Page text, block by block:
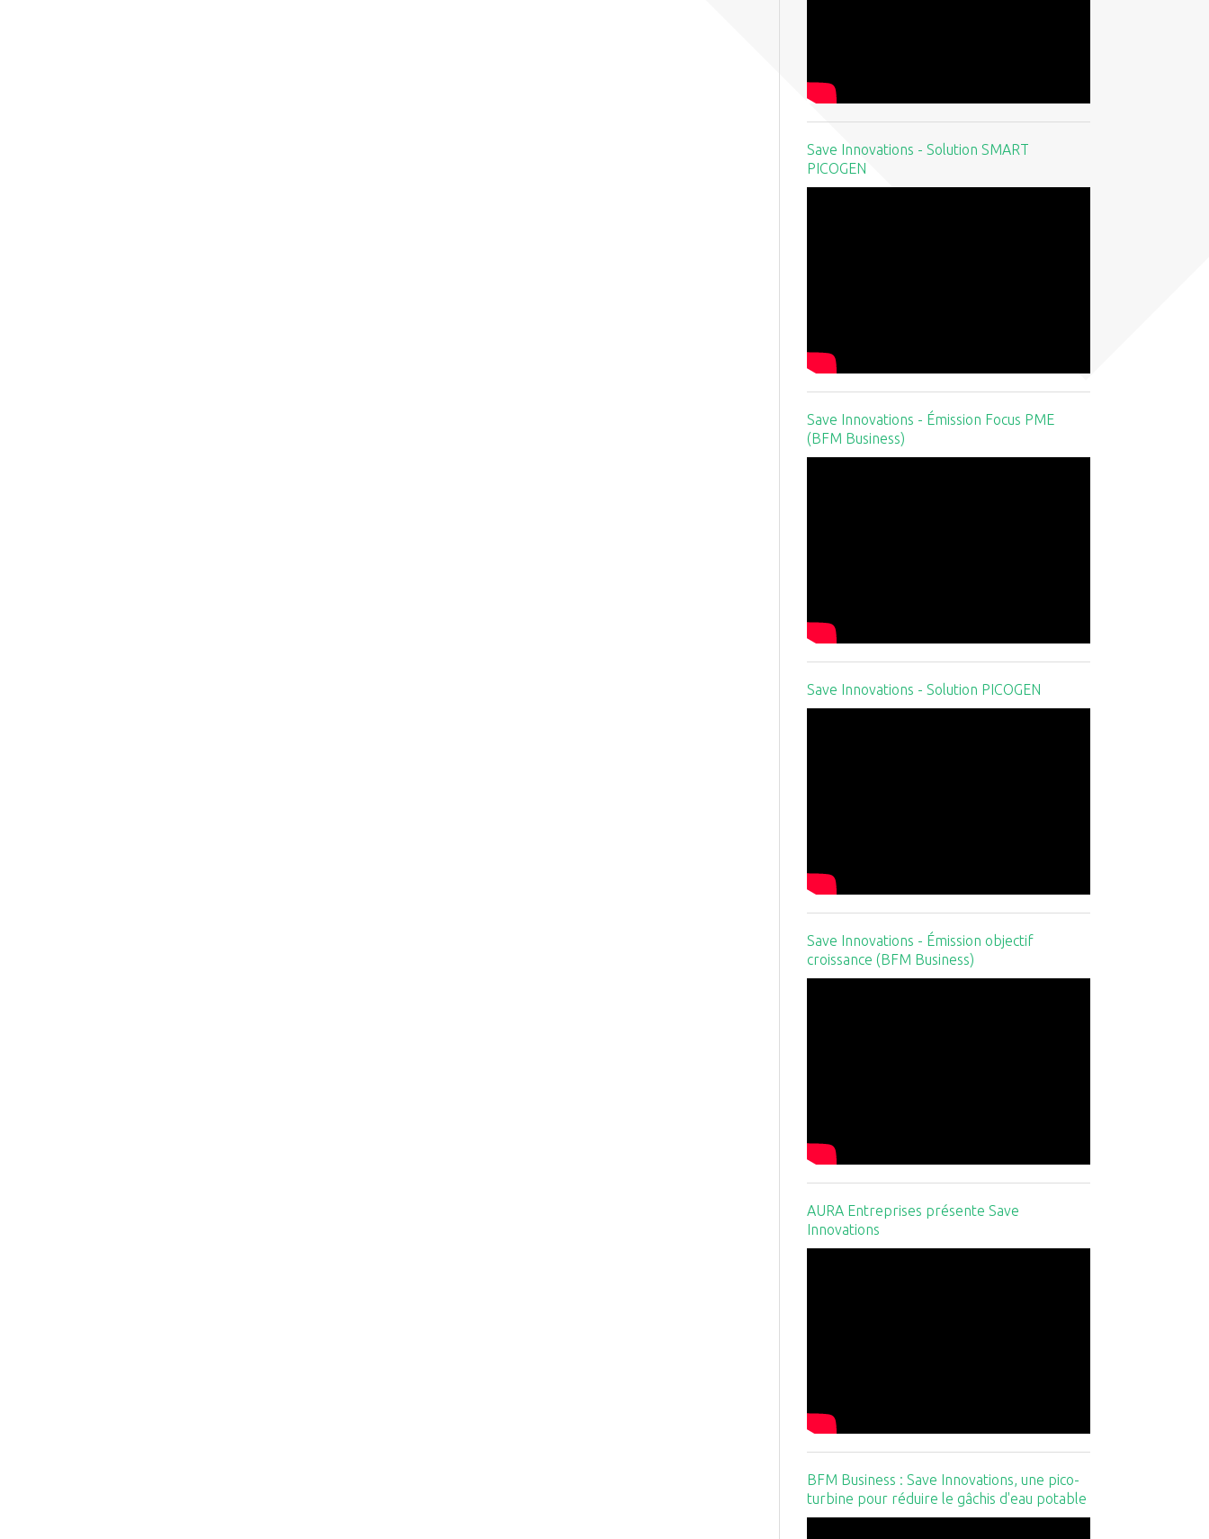
Save Innovations - Solution SMART
PICOGEN
Save Innovations - Émission Focus PME
(BFM Business)
Save Innovations - Solution PICOGEN
Save Innovations - Émission objectif
croissance (BFM Business)
AURA Entreprises présente Save
Innovations
BFM Business : Save Innovations, une pico-
turbine pour réduire le gâchis d'eau potable